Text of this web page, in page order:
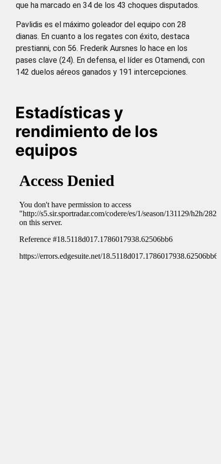
que ha marcado en 34 de los 43 choques disputados.
Pavlidis es el máximo goleador del equipo con 28
dianas. En cuanto a los regates con éxito, destaca
prestianni, con 56. Frederik Aursnes lo hace en los
pases clave (24). En defensa, el líder es Otamendi, con
142 duelos aéreos ganados y 191 intercepciones.
Estadísticas y
rendimiento de los
equipos